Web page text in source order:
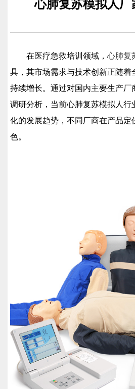
心肺复苏模拟人厂
在医疗急救培训领域，心肺复
具，其市场需求与技术创新正随着
持续增长。通过对国内主要生产厂
调研分析，当前心肺复苏模拟人行
化的发展趋势，不同厂商在产品定
色。